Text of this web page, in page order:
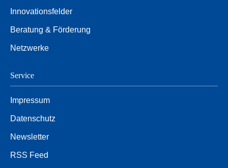
Innovationsfelder
Beratung & Förderung
Netzwerke
Service
Impressum
Datenschutz
Newsletter
RSS Feed